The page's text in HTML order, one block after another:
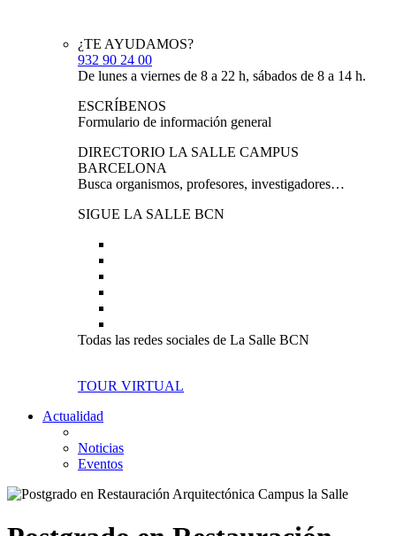
¿TE AYUDAMOS?
932 90 24 00
De lunes a viernes de 8 a 22 h, sábados de 8 a 14 h.
ESCRÍBENOS
Formulario de información general
DIRECTORIO LA SALLE CAMPUS
BARCELONA
Busca organismos, profesores, investigadores…
SIGUE LA SALLE BCN
Todas las redes sociales de La Salle BCN
TOUR VIRTUAL
Actualidad
Noticias
Eventos